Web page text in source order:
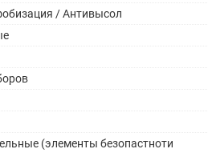
/ Антивысол
(элементы безопастноти